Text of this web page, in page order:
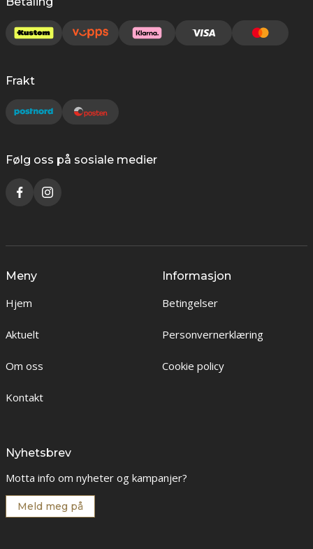
Frakt
Følg oss på sosiale medier
Meny
Hjem
Aktuelt
Om oss
Kontakt
Informasjon
Betingelser
Personvernerklæring
Cookie policy
Nyhetsbrev
Motta info om nyheter og kampanjer?
Meld meg på